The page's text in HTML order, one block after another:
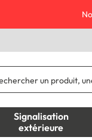
Signalisation
extérieure